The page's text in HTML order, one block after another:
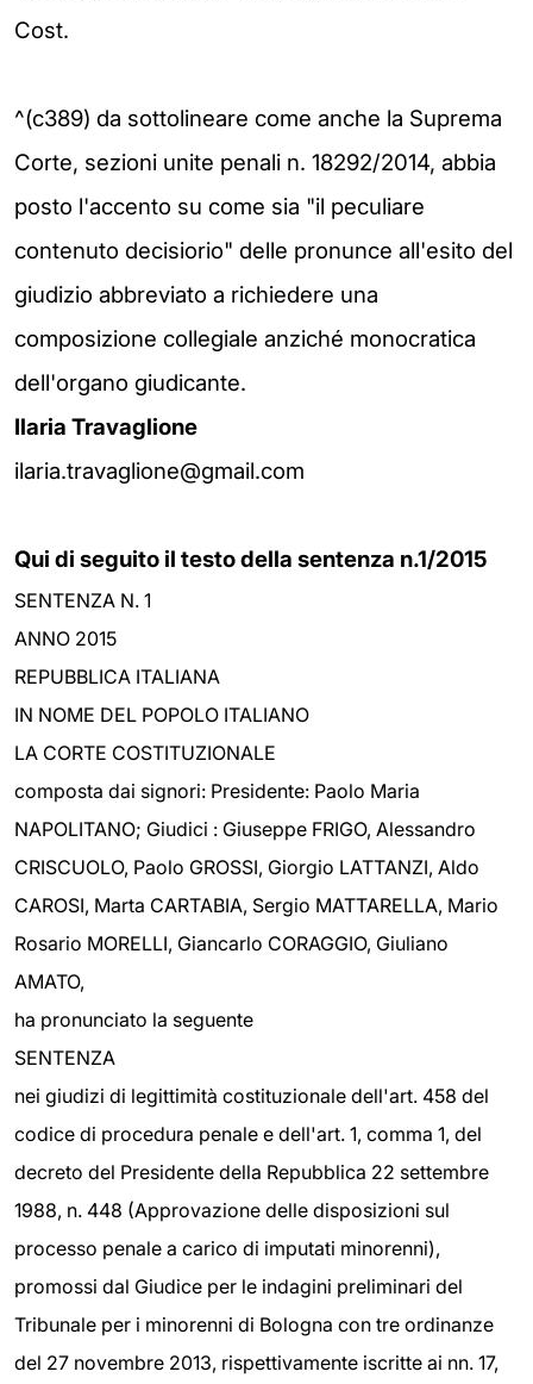
Cost.
^(c389) da sottolineare come anche la Suprema
Corte, sezioni unite penali n. 18292/2014, abbia
posto l'accento su come sia "il peculiare
contenuto decisiorio" delle pronunce all'esito del
giudizio abbreviato a richiedere una
composizione collegiale anziché monocratica
dell'organo giudicante.
Ilaria Travaglione
ilaria.travaglione@gmail.com
Qui di seguito il testo della sentenza n.1/2015
SENTENZA N. 1
ANNO 2015
REPUBBLICA ITALIANA
IN NOME DEL POPOLO ITALIANO
LA CORTE COSTITUZIONALE
composta dai signori: Presidente: Paolo Maria
NAPOLITANO; Giudici : Giuseppe FRIGO, Alessandro
CRISCUOLO, Paolo GROSSI, Giorgio LATTANZI, Aldo
CAROSI, Marta CARTABIA, Sergio MATTARELLA, Mario
Rosario MORELLI, Giancarlo CORAGGIO, Giuliano
AMATO,
ha pronunciato la seguente
SENTENZA
nei giudizi di legittimità costituzionale dell'art. 458 del
codice di procedura penale e dell'art. 1, comma 1, del
decreto del Presidente della Repubblica 22 settembre
1988, n. 448 (Approvazione delle disposizioni sul
processo penale a carico di imputati minorenni),
promossi dal Giudice per le indagini preliminari del
Tribunale per i minorenni di Bologna con tre ordinanze
del 27 novembre 2013, rispettivamente iscritte ai nn. 17,